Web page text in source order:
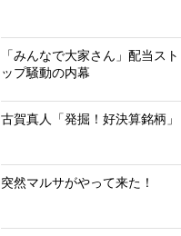
「みんなで大家さん」配当スト
ップ騒動の内幕
古賀真人「発掘！好決算銘柄」
突然マルサがやって来た！